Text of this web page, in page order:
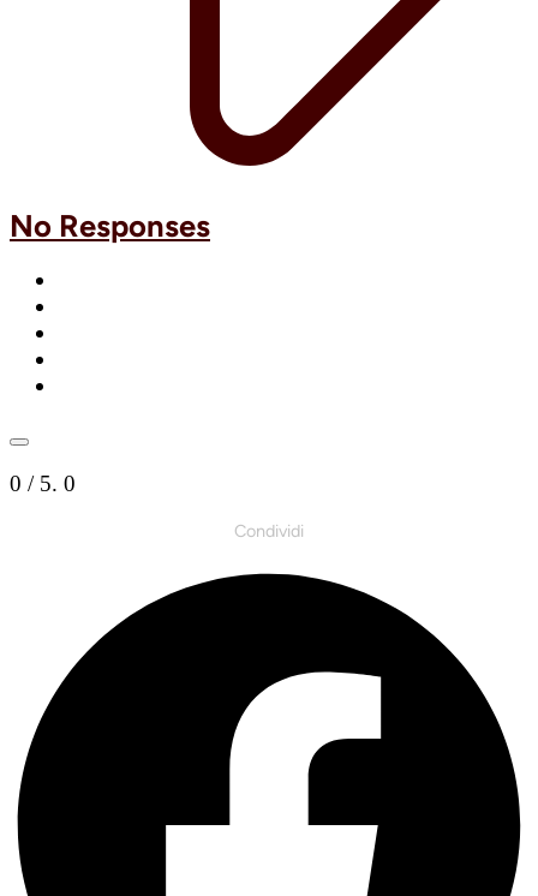
No Responses
0 / 5. 0
Condividi